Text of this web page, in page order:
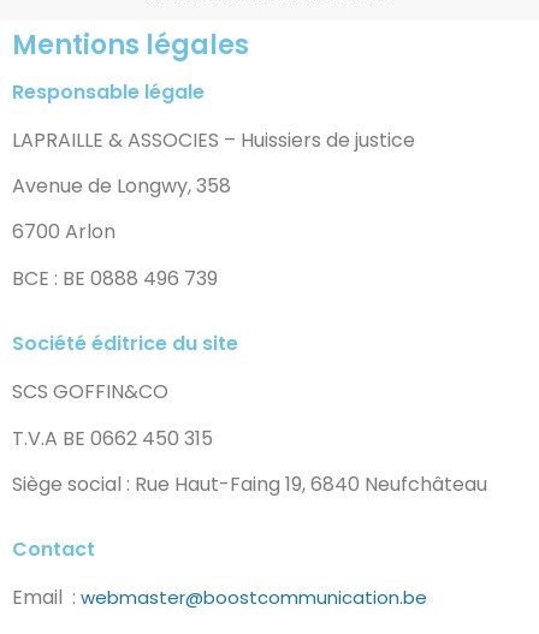
Mentions légales
Responsable légale
LAPRAILLE & ASSOCIES – Huissiers de justice
Avenue de Longwy, 358
6700 Arlon
BCE : BE 0888 496 739
Société éditrice du site
SCS GOFFIN&CO
T.V.A BE 0662 450 315
Siège social : Rue Haut-Faing 19, 6840 Neufchâteau
Contact
Email : webmaster@boostcommunication.be